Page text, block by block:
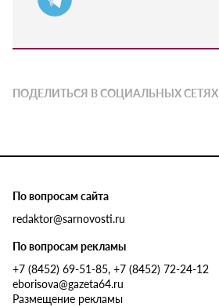
ПОДЕЛИТЬСЯ В СОЦИАЛЬНЫХ СЕТЯХ
По вопросам сайта
redaktor@sarnovosti.ru
По вопросам рекламы
+7 (8452) 69-51-85, +7 (8452) 72-24-12
eborisova@gazeta64.ru
Размещение рекламы